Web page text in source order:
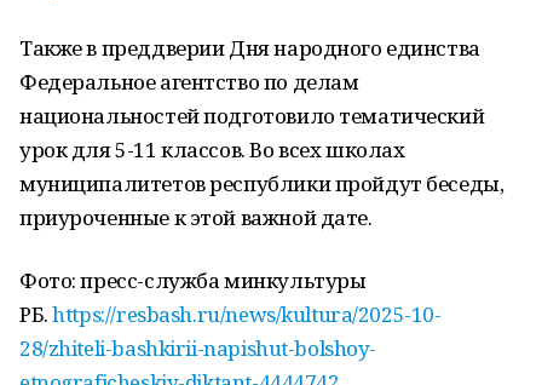
Также в преддверии Дня народного единства
Федеральное агентство по делам
национальностей подготовило тематический
урок для 5-11 классов. Во всех школах
муниципалитетов республики пройдут беседы,
приуроченные к этой важной дате.
Фото: пресс-служба минкультуры
РБ.https://resbash.ru/news/kultura/2025-10-
28/zhiteli-bashkirii-napishut-bolshoy-